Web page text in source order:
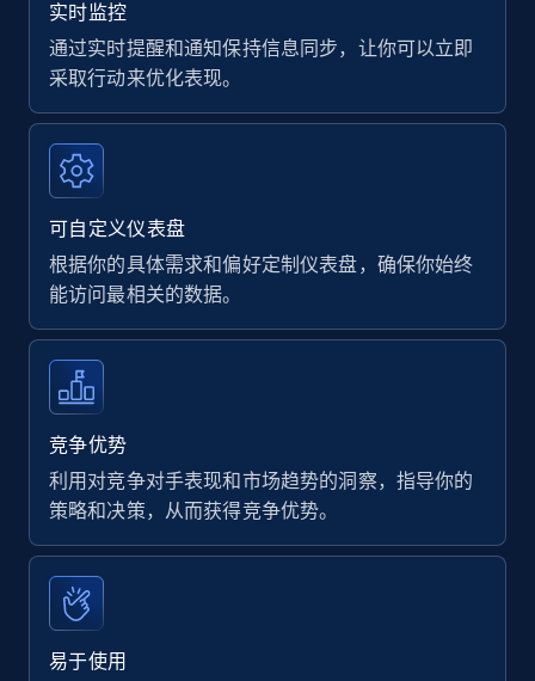
实时监控
通过实时提醒和通知保持信息同步，让你可以立即
采取行动来优化表现。
可自定义仪表盘
根据你的具体需求和偏好定制仪表盘，确保你始终
能访问最相关的数据。
竞争优势
利用对竞争对手表现和市场趋势的洞察，指导你的
策略和决策，从而获得竞争优势。
易于使用